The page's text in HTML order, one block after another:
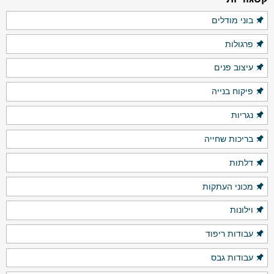
בוני מודלים
פרגולות
עיצוב פנים
פיקוח בנייה
נגריות
בריכות שחייה
דלתות
מכוני העתקות
וילונות
עבודות ריפוד
עבודות גבס